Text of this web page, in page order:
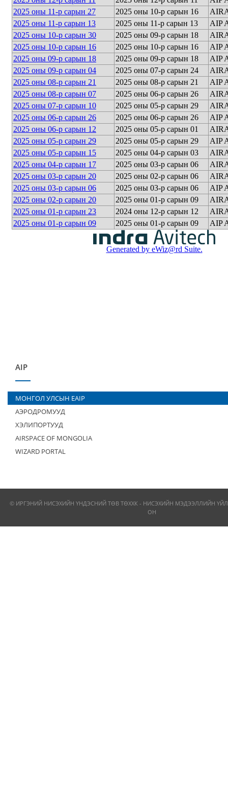
AIP
МОНГОЛ УЛСЫН EAIP
АЭРОДРОМУУД
ХЭЛИПОРТУУД
AIRSPACE OF MONGOLIA
WIZARD PORTAL
© ИРГЭНИЙ НИСЭХИЙН ҮНДЭСНИЙ ТӨВ ТӨХХК - НИСЭХИЙН МЭДЭЭЛЛИЙН
ОН